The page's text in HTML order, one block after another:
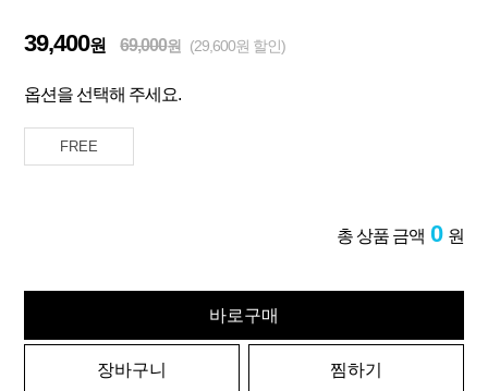
39,400원 69,000원 (29,600원 할인)
옵션을 선택해 주세요.
FREE
총 상품 금액 0 원
바로구매
장바구니 찜하기